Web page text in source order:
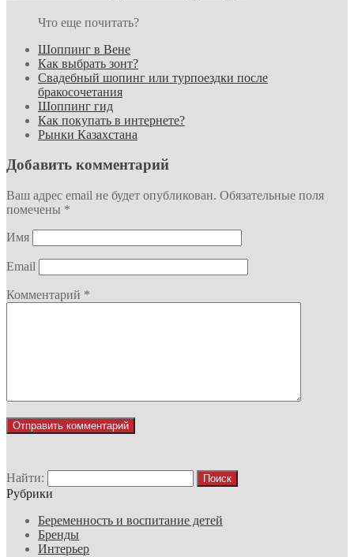
Что еще почитать?
Шоппинг в Вене
Как выбрать зонт?
Свадебный шопинг или турпоездки после
бракосочетания
Шоппинг гид
Как покупать в интернете?
Рынки Казахстана
Добавить комментарий
Ваш адрес email не будет опубликован. Обязательные поля
помечены *
Имя
Email
Комментарий *
Найти:
Рубрики
Беременность и воспитание детей
Бренды
Интерьер